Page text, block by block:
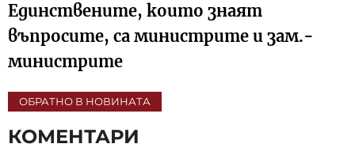
Единствените, които знаят
въпросите, са министрите и зам.-
министрите
ОБРАТНО В НОВИНАТА
КОМЕНТАРИ